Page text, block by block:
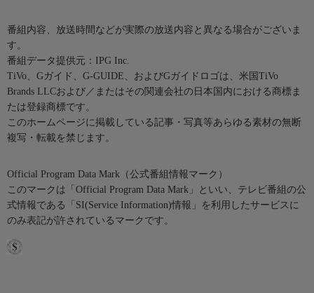
番組内容、放送時間などが実際の放送内容と異なる場合がございま
す。
番組データ提供元：IPG Inc.
TiVo、Gガイド、G-GUIDE、およびGガイドロゴは、米国TiVo
Brands LLCおよび／またはその関連会社の日本国内における商標ま
たは登録商標です。
このホームページに掲載している記事・写真等あらゆる素材の無断
複写・転載を禁じます。
Official Program Data Mark（公式番組情報マーク）
このマークは「Official Program Data Mark」といい、テレビ番組の公
式情報である「SI(Service Information)情報」を利用したサービスに
のみ表記が許されているマークです。